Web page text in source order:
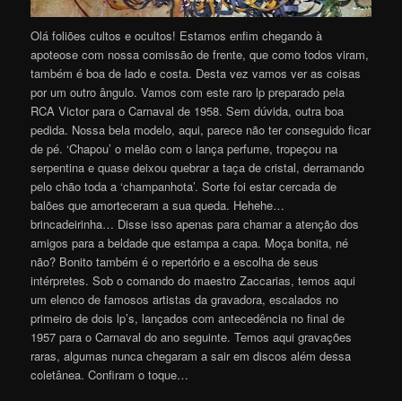
Olá foliões cultos e ocultos! Estamos enfim chegando à
apoteose com nossa comissão de frente, que como todos viram,
também é boa de lado e costa. Desta vez vamos ver as coisas
por um outro ângulo. Vamos com este raro lp preparado pela
RCA Victor para o Carnaval de 1958. Sem dúvida, outra boa
pedida. Nossa bela modelo, aqui, parece não ter conseguido ficar
de pé. ‘Chapou’ o melão com o lança perfume, tropeçou na
serpentina e quase deixou quebrar a taça de cristal, derramando
pelo chão toda a ‘champanhota’. Sorte foi estar cercada de
balões que amorteceram a sua queda. Hehehe…
brincadeirinha… Disse isso apenas para chamar a atenção dos
amigos para a beldade que estampa a capa. Moça bonita, né
não? Bonito também é o repertório e a escolha de seus
intérpretes. Sob o comando do maestro Zaccarias, temos aqui
um elenco de famosos artistas da gravadora, escalados no
primeiro de dois lp’s, lançados com antecedência no final de
1957 para o Carnaval do ano seguinte. Temos aqui gravações
raras, algumas nunca chegaram a sair em discos além dessa
coletânea. Confiram o toque…